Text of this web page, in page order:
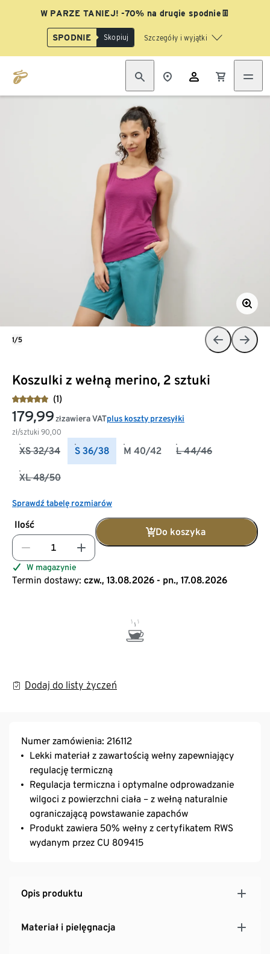
W PARZE TANIEJ! -70% na drugie spodnie👖
SPODNIE Skopiuj Szczegóły i wyjątki
Koszulki z wełną merino, 2 sztuki
(1)
179,99 zł
zł/sztuki 90,00
zawiera VATplus koszty przesyłki
XS 32/34 S 36/38 M 40/42 L 44/46
XL 48/50
Sprawdź tabelę rozmiarów
Ilość
Do koszyka
W magazynie
Termin dostawy: czw., 13.08.2026 - pn., 17.08.2026
Dodaj do listy życzeń
1/5
Numer zamówienia: 216112
Lekki materiał z zawartością wełny zapewniający
regulację termiczną
Regulacja termiczna i optymalne odprowadzanie
wilgoci z powierzchni ciała – z wełną naturalnie
ograniczającą powstawanie zapachów
Produkt zawiera 50% wełny z certyfikatem RWS
wydanym przez CU 809415
Opis produktu
Materiał i pielęgnacja